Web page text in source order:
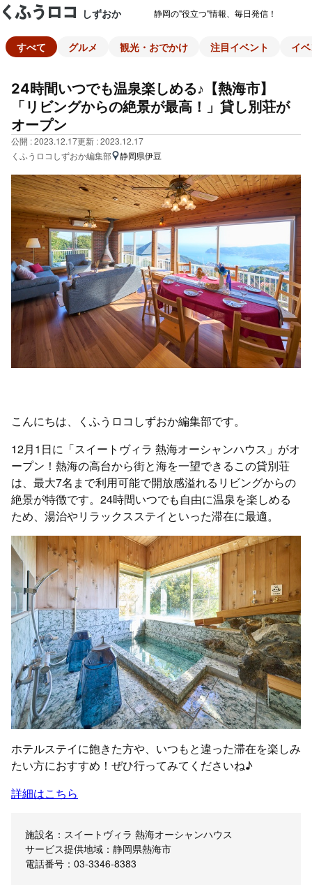
しずおか 静岡の"役立つ"情報、毎日発信！
すべて グルメ 観光・おでかけ 注目イベント イ
24時間いつでも温泉楽しめる♪【熱海市】
「リビングからの絶景が最高！」貸し別荘が
オープン
公開 : 2023.12.17更新 : 2023.12.17
くふうロコしずおか編集部
静岡県伊豆
こんにちは、くふうロコしずおか編集部です。
12月1日に「スイートヴィラ 熱海オーシャンハウス」がオ
ープン！熱海の高台から街と海を一望できるこの貸別荘
は、最大7名まで利用可能で開放感溢れるリビングからの
絶景が特徴です。24時間いつでも自由に温泉を楽しめる
ため、湯治やリラックスステイといった滞在に最適。
ホテルステイに飽きた方や、いつもと違った滞在を楽しみ
たい方におすすめ！ぜひ行ってみてくださいね♪
詳細はこちら
施設名：スイートヴィラ 熱海オーシャンハウス
サービス提供地域：静岡県熱海市
電話番号：03-3346-8383